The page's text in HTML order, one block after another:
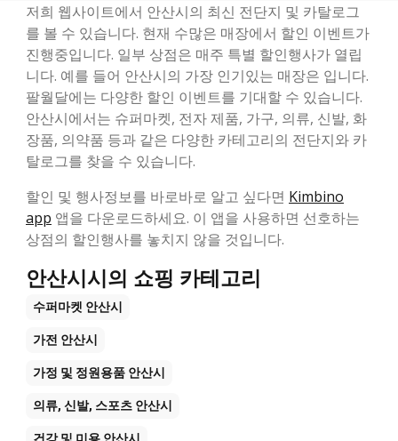
저희 웹사이트에서 안산시의 최신 전단지 및 카탈로그
를 볼 수 있습니다. 현재 수많은 매장에서 할인 이벤트가
진행중입니다. 일부 상점은 매주 특별 할인행사가 열립
니다. 예를 들어 안산시의 가장 인기있는 매장은 입니다.
팔월달에는 다양한 할인 이벤트를 기대할 수 있습니다.
안산시에서는 슈퍼마켓, 전자 제품, 가구, 의류, 신발, 화
장품, 의약품 등과 같은 다양한 카테고리의 전단지와 카
탈로그를 찾을 수 있습니다.
할인 및 행사정보를 바로바로 알고 싶다면 Kimbino
app 앱을 다운로드하세요. 이 앱을 사용하면 선호하는
상점의 할인행사를 놓치지 않을 것입니다.
안산시시의 쇼핑 카테고리
수퍼마켓 안산시
가전 안산시
가정 및 정원용품 안산시
의류, 신발, 스포츠 안산시